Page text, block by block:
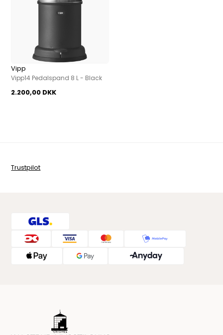
Vipp
Vipp14 Pedalspand 8 L - Black
2.200,00 DKK
Trustpilot